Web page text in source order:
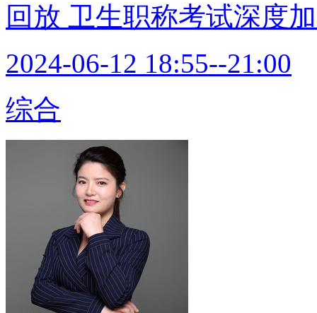
回放 卫生职称考试深度
2024-06-12 18:55--21:00
综合